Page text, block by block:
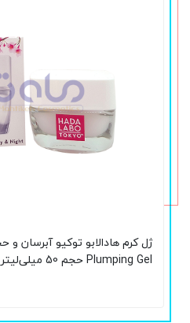
Plumping Gel حجم 50 میلی‌لیتر